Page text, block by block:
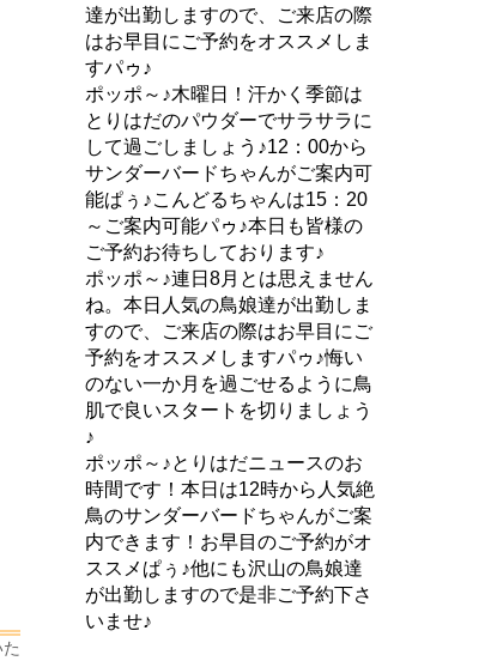
達が出勤しますので、ご来店の際
はお早目にご予約をオススメしま
すパゥ♪
ポッポ～♪木曜日！汗かく季節は
とりはだのパウダーでサラサラに
して過ごしましょう♪12：00から
サンダーバードちゃんがご案内可
能ぱぅ♪こんどるちゃんは15：20
～ご案内可能パゥ♪本日も皆様の
ご予約お待ちしております♪
ポッポ～♪連日8月とは思えません
ね。本日人気の鳥娘達が出勤しま
すので、ご来店の際はお早目にご
予約をオススメしますパゥ♪悔い
のない一か月を過ごせるように鳥
肌で良いスタートを切りましょう
♪
ポッポ～♪とりはだニュースのお
時間です！本日は12時から人気絶
鳥のサンダーバードちゃんがご案
内できます！お早目のご予約がオ
ススメぱぅ♪他にも沢山の鳥娘達
が出勤しますので是非ご予約下さ
いませ♪